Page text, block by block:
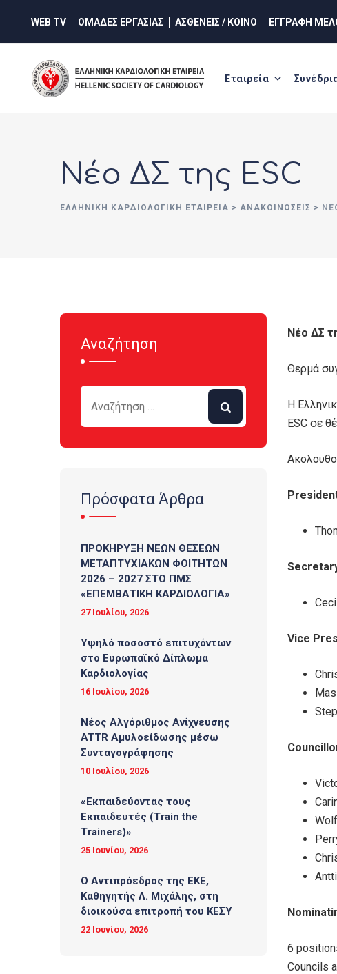
content
WEB TV ΟΜΑΔΕΣ ΕΡΓΑΣΙΑΣ ΑΣΘΕΝΕΙΣ / ΚΟΙΝΟ ΕΓΓΡΑΦΗ
Εταιρεία
Νέο ΔΣ της ESC
ΕΛΛΗΝΙΚΉ ΚΑΡΔΙΟΛΟΓΙΚΉ ΕΤΑΙΡΕΊΑ > ΑΝΑΚΟΙΝΏΣΕΙΣ >
Νέο ΔΣ
Θερμά
Η
ESC σε
Vice
6
Councils
Αναζήτηση
Πρόσφατα Άρθρα
ΠΡΟΚΗΡΥΞΗ ΝΕΩΝ ΘΕΣΕΩΝ
ΜΕΤΑΠΤΥΧΙΑΚΩΝ ΦΟΙΤΗΤΩΝ
2026 – 2027 ΣΤΟ ΠΜΣ
«ΕΠΕΜΒΑΤΙΚΗ ΚΑΡΔΙΟΛΟΓΙΑ»
27 Ιουλίου, 2026
Υψηλό ποσοστό επιτυχόντων
στο Ευρωπαϊκό Δίπλωμα
Καρδιολογίας
16 Ιουλίου, 2026
Νέος Αλγόριθμος Ανίχνευσης
ATTR Αμυλοείδωσης μέσω
Συνταγογράφησης
10 Ιουλίου, 2026
«Εκπαιδεύοντας τους
Εκπαιδευτές (Τrain the
Trainers)»
25 Ιουνίου, 2026
O Αντιπρόεδρος της ΕΚΕ,
Καθηγητής Λ. Μιχάλης, στη
διοικούσα επιτροπή του ΚΕΣΥ
22 Ιουνίου, 2026